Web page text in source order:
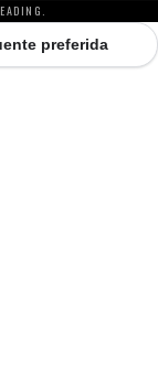
preferida